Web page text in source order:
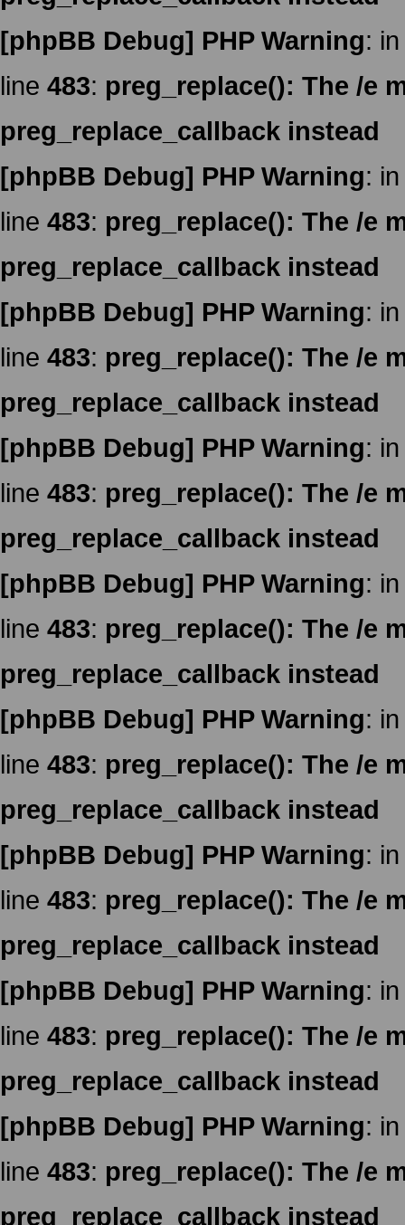
[phpBB Debug] PHP Warning:
line 483: preg_replace(): The /e
preg_replace_callback instead
[phpBB Debug] PHP Warning:
line 483: preg_replace(): The /e
preg_replace_callback instead
[phpBB Debug] PHP Warning:
line 483: preg_replace(): The /e
preg_replace_callback instead
[phpBB Debug] PHP Warning:
line 483: preg_replace(): The /e
preg_replace_callback instead
[phpBB Debug] PHP Warning:
line 483: preg_replace(): The /e
preg_replace_callback instead
[phpBB Debug] PHP Warning:
line 483: preg_replace(): The /e
preg_replace_callback instead
[phpBB Debug] PHP Warning:
line 483: preg_replace(): The /e
preg_replace_callback instead
[phpBB Debug] PHP Warning:
line 483: preg_replace(): The /e
preg_replace_callback instead
[phpBB Debug] PHP Warning:
line 483: preg_replace(): The /e
preg_replace_callback instead